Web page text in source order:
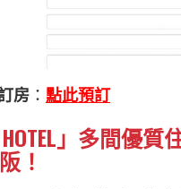
房 ： 點此預訂
HOTEL」多間優
！